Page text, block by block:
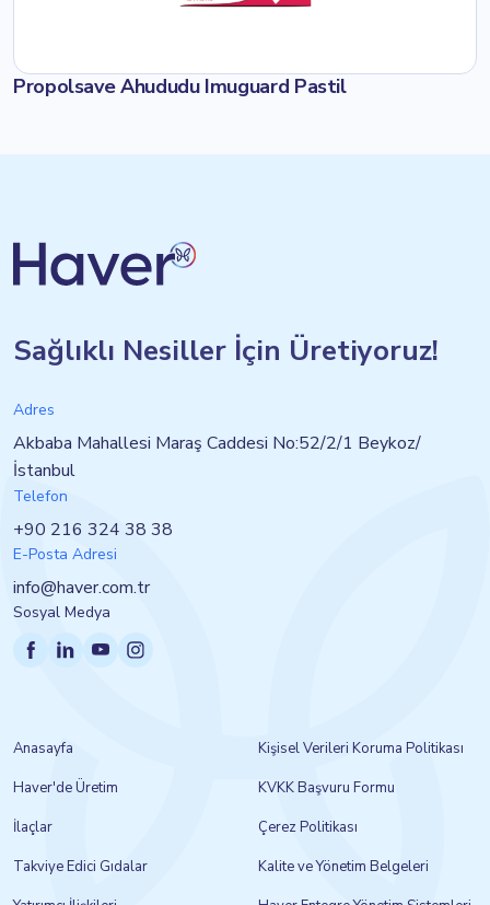
Propolsave Ahududu Imuguard Pastil
Sağlıklı Nesiller İçin Üretiyoruz!
Adres
Akbaba Mahallesi Maraş Caddesi No:52/2/1 Beykoz/
İstanbul
Telefon
+90 216 324 38 38
E-Posta Adresi
info@haver.com.tr
Sosyal Medya
Anasayfa
Haver'de Üretim
İlaçlar
Takviye Edici Gıdalar
Kişisel Verileri Koruma Politikası
KVKK Başvuru Formu
Çerez Politikası
Kalite ve Yönetim Belgeleri